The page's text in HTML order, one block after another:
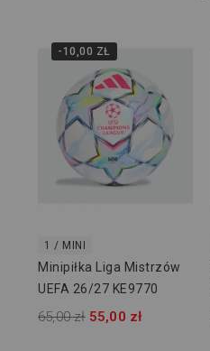
-10,00 ZŁ
1 / MINI
Minipiłka Liga Mistrzów
UEFA 26/27 KE9770
65,00 zł 55,00 zł